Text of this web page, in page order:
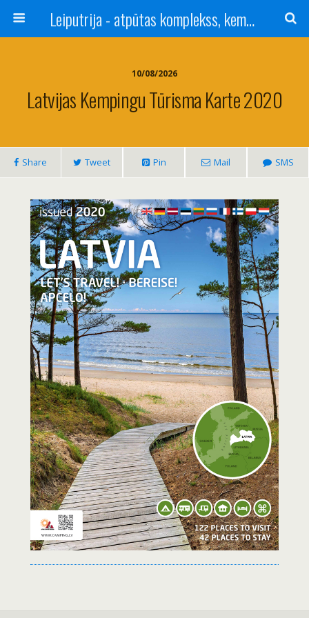
Leiputrija - atpūtas komplekss, kempings, viesu nams pie Rīgas / Camping, caravan site, bed and breakfast near Riga / Camping, caravanas, bungalows Letonia / Campingplatz, Caravanpark, Zimmer in Lettland / Kемпинг и гостевой дом к Риги
10/08/2026
Latvijas Kempingu Tūrisma Karte 2020
Share Tweet Pin Mail SMS